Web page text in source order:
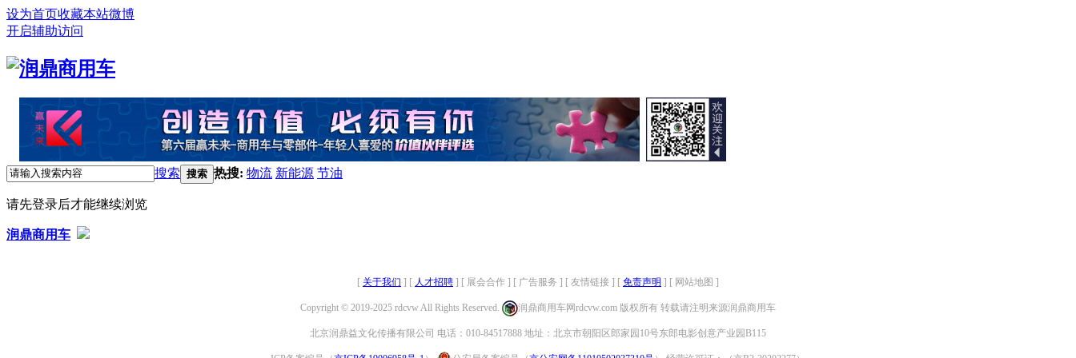
设为首页收藏本站微博
开启辅助访问
搜索 搜索 热搜: 物流 新能源 节油
请先登录后才能继续浏览
润鼎商用车
[ 关于我们 ] [ 人才招聘 ] [ 展会合作 ] [ 广告服务 ] [ 友情链接 ] [ 免责声明 ] [ 网站地图 ]
Copyright © 2019-2025 rdcvw All Rights Reserved. 润鼎商用车网rdcvw.com 版权所有 转载请注明来源润鼎商用车
北京润鼎益文化传播有限公司 电话：010-84517888 地址：北京市朝阳区郎家园10号东郎电影创意产业园B115